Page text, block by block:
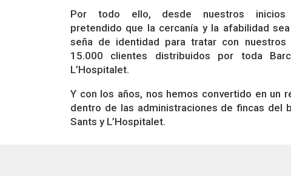
Por todo ello, desde nuestros inicios
pretendido que la cercanía y la afabilidad
seña de identidad para tratar con nuestros
15.000 clientes distribuidos por toda
L’Hospitalet.
Y con los años, nos hemos convertido en un
dentro de las administraciones de fincas del
Sants y L’Hospitalet.